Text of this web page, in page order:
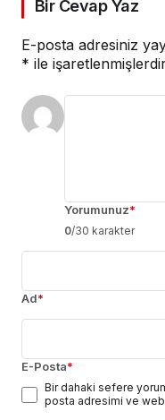
Bir Cevap Yaz
E-posta adresiniz
* ile
Yorumunuz*
0/30 karakter
Ad*
E-Posta*
Bir dahaki sefere
posta adresimi ve web